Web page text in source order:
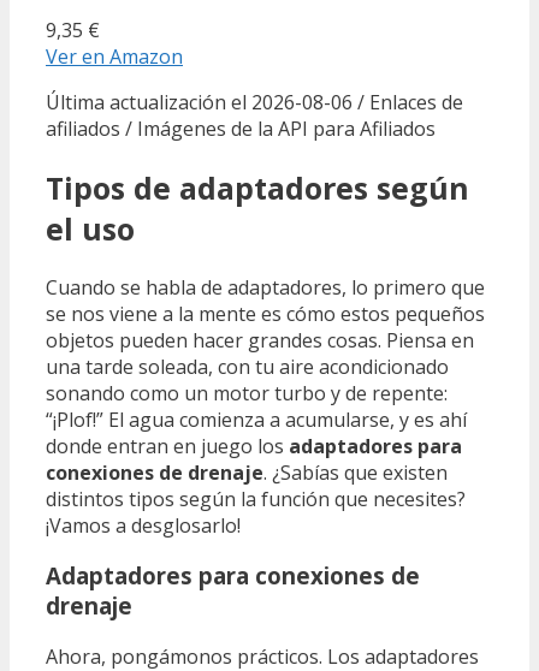
9,35 €
Ver en Amazon
Última actualización el 2026-08-06 / Enlaces de
afiliados / Imágenes de la API para Afiliados
Tipos de adaptadores según
el uso
Cuando se habla de adaptadores, lo primero que
se nos viene a la mente es cómo estos pequeños
objetos pueden hacer grandes cosas. Piensa en
una tarde soleada, con tu aire acondicionado
sonando como un motor turbo y de repente:
“¡Plof!” El agua comienza a acumularse, y es ahí
donde entran en juego los adaptadores para
conexiones de drenaje. ¿Sabías que existen
distintos tipos según la función que necesites?
¡Vamos a desglosarlo!
Adaptadores para conexiones de
drenaje
Ahora, pongámonos prácticos. Los adaptadores